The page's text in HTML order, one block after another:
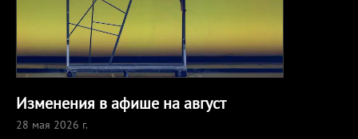
Изменения в афише на август
28 мая 2026 г.